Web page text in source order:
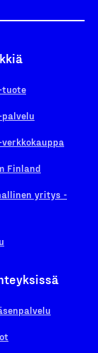
tuote
Finland
yritys -